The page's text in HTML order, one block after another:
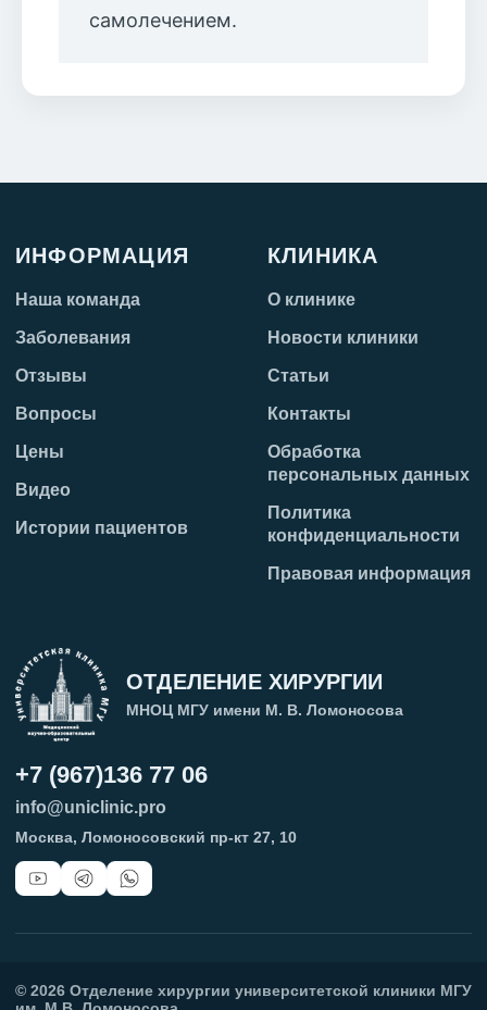
самолечением.
ИНФОРМАЦИЯ
Наша команда
Заболевания
Отзывы
Вопросы
Цены
Видео
Истории пациентов
КЛИНИКА
О клинике
Новости клиники
Статьи
Контакты
Обработка
персональных данных
Политика
конфиденциальности
Правовая информация
ОТДЕЛЕНИЕ ХИРУРГИИ
МНОЦ МГУ имени М. В. Ломоносова
+7 (967)136 77 06
info@uniclinic.pro
Москва, Ломоносовский пр-кт 27, 10
© 2026 Отделение хирургии университетской клиники МГУ